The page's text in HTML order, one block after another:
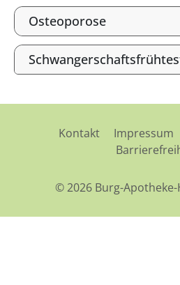
Osteoporose
Kontakt Impressum
© 2026 Burg-